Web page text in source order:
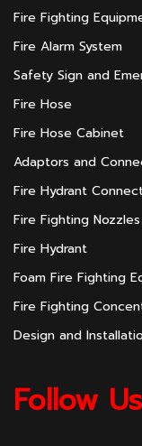
Fire Fighting
Fire Alarm System
Safety Sign and
Fire Hose
Fire Hose Cabinet
Adaptors and
Fire Hydrant
Fire Fighting Nozzles
Fire Hydrant
Foam Fire Fighting
Fire Fighting
Design and
Follow Us